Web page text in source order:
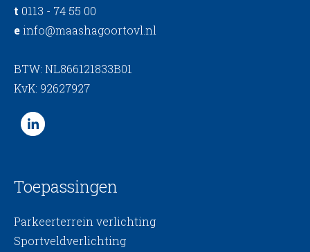
t 0113 - 74 55 00
einfo@maashagoortovl.nl
BTW: NL866121833B01
KvK: 92627927
Toepassingen
Parkeerterrein verlichting
Sportveldverlichting